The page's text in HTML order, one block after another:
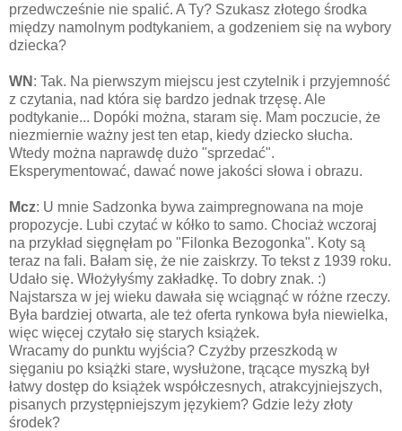
przedwcześnie nie spalić. A Ty? Szukasz złotego środka
między namolnym podtykaniem, a godzeniem się na wybory
dziecka?
WN : Tak. Na pierwszym miejscu jest czytelnik i przyjemność
z czytania, nad która się bardzo jednak trzęsę. Ale
podtykanie... Dopóki można, staram się. Mam poczucie, że
niezmiernie ważny jest ten etap, kiedy dziecko słucha.
Wtedy można naprawdę dużo "sprzedać".
Eksperymentować, dawać nowe jakości słowa i obrazu.
Mcz: U mnie Sadzonka bywa zaimpregnowana na moje
propozycje. Lubi czytać w kółko to samo. Chociaż wczoraj
na przykład sięgnęłam po "Filonka Bezogonka". Koty są
teraz na fali. Bałam się, że nie zaiskrzy. To tekst z 1939 roku.
Udało się. Włożyłyśmy zakładkę. To dobry znak. :)
Najstarsza w jej wieku dawała się wciągnąć w różne rzeczy.
Była bardziej otwarta, ale też oferta rynkowa była niewielka,
więc więcej czytało się starych książek.
Wracamy do punktu wyjścia? Czyżby przeszkodą w
sięganiu po książki stare, wysłużone, trącące myszką był
łatwy dostęp do książek współczesnych, atrakcyjniejszych,
pisanych przystępniejszym językiem? Gdzie leży złoty
środek?